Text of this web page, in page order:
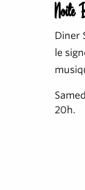
Noite
Diner
le
20h.